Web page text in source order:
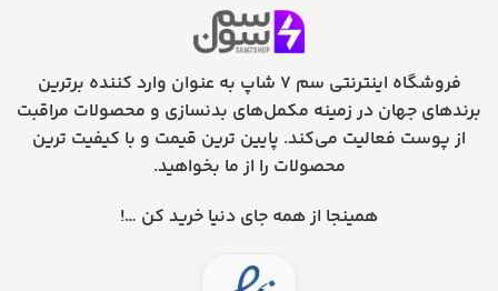
فروشگاه اینترنتی سم 7 شاپ به عنوان وارد کننده برترین
برندهای جهان در زمینه مکمل‌های بدنسازی و محصولات مراقبت
از پوست فعالیت می‌کند. پایین ترین قیمت و با کیفیت ترین
محصولات را از ما بخواهید.
همینجا از همه جای دنیا خرید کن …!